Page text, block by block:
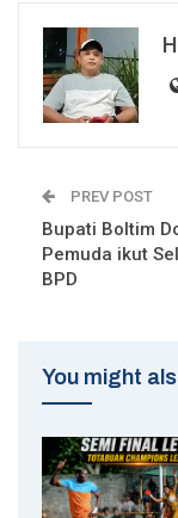
PREV POST
Bupati Boltim
Pemuda ikut
BPD
You might